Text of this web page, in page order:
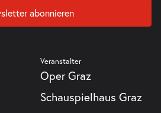
abonnieren
Veranstalter
Oper Graz
Schauspielhaus Graz